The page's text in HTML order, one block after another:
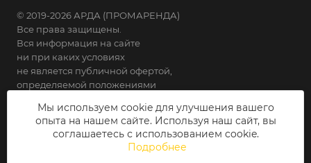
© 2019-2026 АРДА (ПРОМАРЕНДА)
Все права защищены.
Вся информация на сайте
ни при каких условиях
не является публичной офертой,
определяемой положениями
Политика конфиденциальности
Мы используем cookie для улучшения вашего
опыта на нашем сайте. Используя наш сайт, вы
соглашаетесь с использованием cookie.
Подробнее